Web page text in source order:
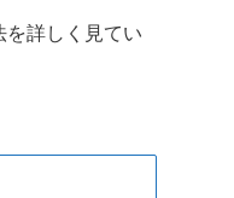
を詳しく見てい